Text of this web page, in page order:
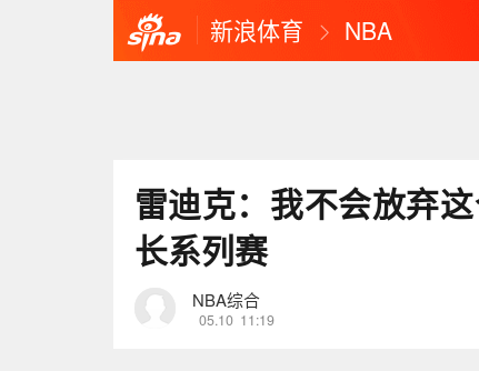
新浪体育 NBA
雷迪克：我不会放弃
长系列赛
NBA综合
05.10 11:19